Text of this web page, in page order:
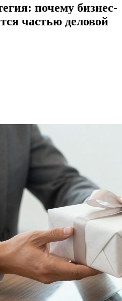
почему бизнес-
частью деловой